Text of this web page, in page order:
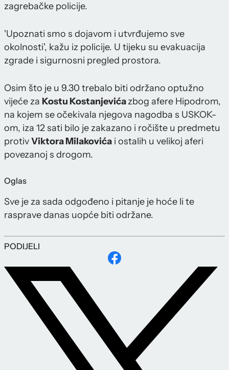
zagrebačke policije.
'Upoznati smo s dojavom i utvrđujemo sve
okolnosti', kažu iz policije. U tijeku su evakuacija
zgrade i sigurnosni pregled prostora.
Osim što je u 9.30 trebalo biti održano optužno
vijeće za Kostu Kostanjevićazbog afere Hipodrom,
na kojem se očekivala njegova nagodba s USKOK-
om, iza 12 sati bilo je zakazano i ročište u predmetu
protivViktora Milakovića i ostalih u velikoj aferi
povezanoj s drogom.
Oglas
Sve je za sada odgođeno i pitanje je hoće li te
rasprave danas uopće biti održane.
PODIJELI